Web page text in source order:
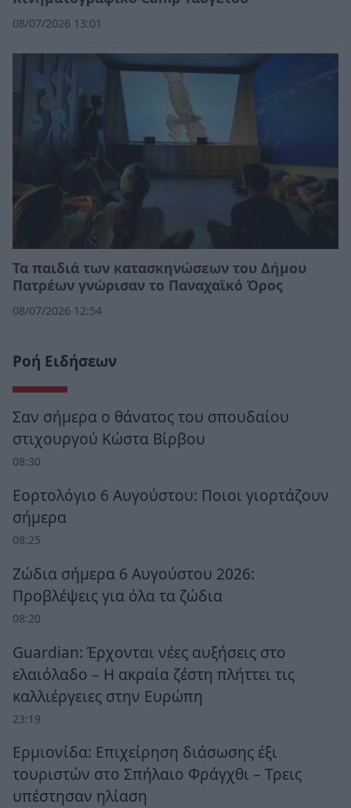
08/07/2026 13:01
Τα παιδιά των κατασκηνώσεων του Δήμου
Πατρέων γνώρισαν το Παναχαϊκό Όρος
08/07/2026 12:54
Ροή Ειδήσεων
Σαν σήμερα ο θάνατος του σπουδαίου
στιχουργού Κώστα Βίρβου
08:30
Εορτολόγιο 6 Αυγούστου: Ποιοι γιορτάζουν
σήμερα
08:25
Ζώδια σήμερα 6 Αυγούστου 2026:
Προβλέψεις για όλα τα ζώδια
08:20
Guardian: Έρχονται νέες αυξήσεις στο
ελαιόλαδο – Η ακραία ζέστη πλήττει τις
καλλιέργειες στην Ευρώπη
23:19
Ερμιονίδα: Επιχείρηση διάσωσης έξι
τουριστών στο Σπήλαιο Φράγχθι – Τρεις
υπέστησαν ηλίαση